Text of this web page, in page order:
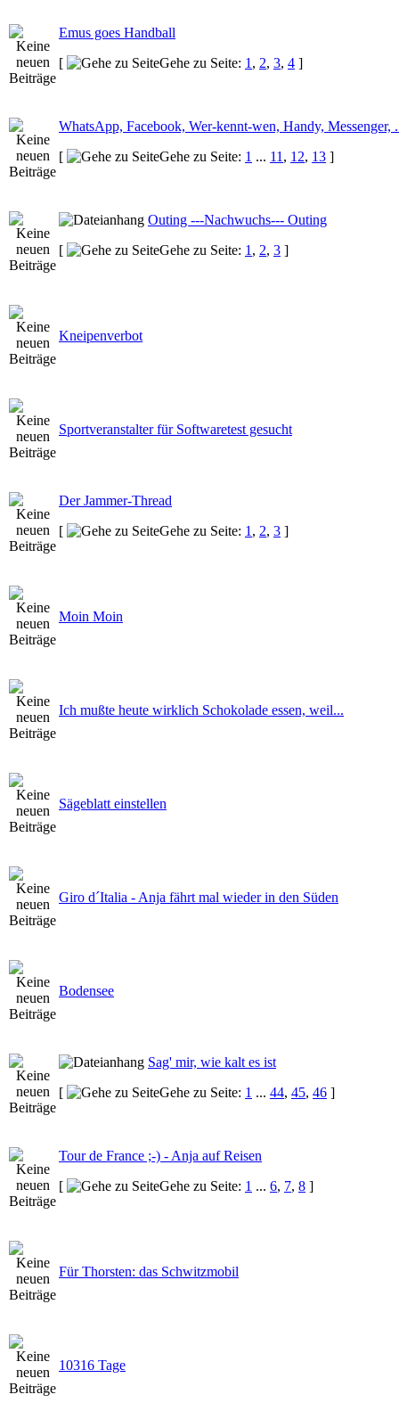
Emus goes Handball
[
Gehe zu Seite: 1 , 2, 3, 4 ]
WhatsApp, Facebook, Wer-kennt-wen, Handy, Messenger,
[
Gehe zu Seite: 1 ... 11 , 12, 13 ]
Outing ---Nachwuchs--- Outing
[
Gehe zu Seite: 1 , 2, 3 ]
Kneipenverbot
Sportveranstalter für Softwaretest gesucht
Der Jammer-Thread
[
Gehe zu Seite: 1 , 2, 3 ]
Moin Moin
Ich mußte heute wirklich Schokolade essen, weil...
Sägeblatt einstellen
Giro d´Italia - Anja fährt mal wieder in den Süden
Bodensee
Sag' mir, wie kalt es ist
[
Gehe zu Seite: 1 ... 44, 45, 46 ]
Tour de France ;-) - Anja auf Reisen
[
Gehe zu Seite: 1 ... 6, 7, 8 ]
Für Thorsten: das Schwitzmobil
10316 Tage